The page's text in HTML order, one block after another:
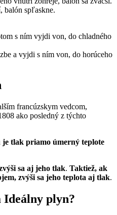
balón spľaskne.
s ním vyjdi von, do chladného
a vyjdi s ním von, do horúceho
francúzskym vedcom,
ako posledný z týchto
tlak priamo úmerný teplote
sa aj jeho tlak. Taktiež, ak
zvýši sa jeho teplota aj tlak.
Ideálny plyn?